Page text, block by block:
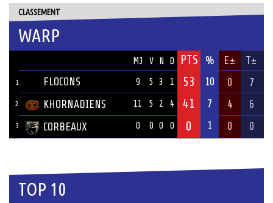
CLASSEMENT
WARP
MJ V N D PTS % E± T±
1 FLOCONS 9 5 3 1 53 10 0 7
2 KHORNADIENS 11 5 2 4 41 7 4 6
3 CORBEAUX 0 0 0 0 0 1 0 0
TOP 10